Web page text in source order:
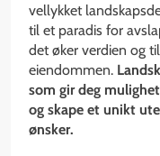
vellykket
til et paradis for
det øker verdien og
eiendommen.
som gir deg
og skape et unikt
ønsker.